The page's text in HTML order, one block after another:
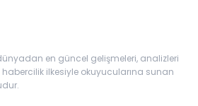
en güncel gelişmeleri, analizleri
habercilik ilkesiyle okuyucularına sunan